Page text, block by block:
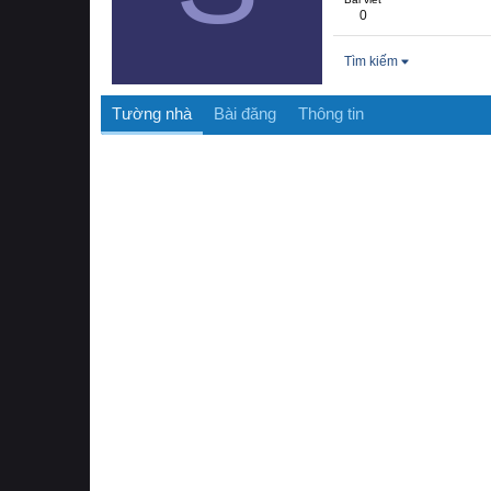
0
Tìm kiếm
Tường nhà Bài đăng Thông tin